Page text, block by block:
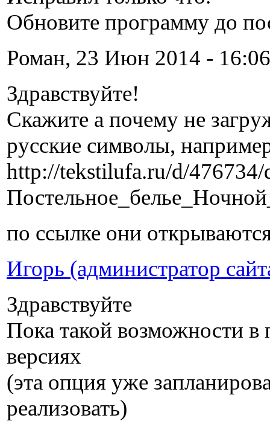
Обновите программу до
Роман, 23 Июн 2014 -
Здравствуйте!
Скажите а почему не
русские символы,
http://tekstilufa.ru/d/476734/
по ссылке они
Игорь (администратор
Здравствуйте
Пока такой возможности
версиях
(эта опция уже
реализовать)